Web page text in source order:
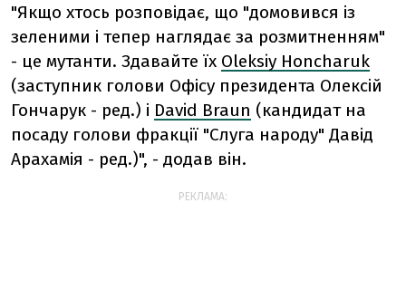
"Якщо хтось розповідає, що "домовився із
зеленими і тепер наглядає за розмитненням"
- це мутанти. Здавайте їх Oleksiy Honcharuk
(заступник голови Офісу президента Олексій
Гончарук - ред.) і David Braun (кандидат на
посаду голови фракції "Слуга народу" Давід
Арахамія - ред.)", - додав він.
РЕКЛАМА: